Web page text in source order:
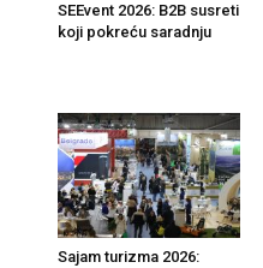
SEEvent 2026: B2B susreti
koji pokreću saradnju
Sajam turizma 2026: